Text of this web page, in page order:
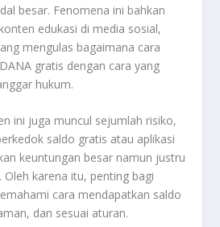
besar. Fenomena ini bahkan
edukasi di media sosial,
mengulas bagaimana cara
gratis dengan cara yang
hukum.
ini juga muncul sejumlah risiko,
saldo gratis atau aplikasi
keuntungan besar namun justru
karena itu, penting bagi
cara mendapatkan saldo
dan sesuai aturan.